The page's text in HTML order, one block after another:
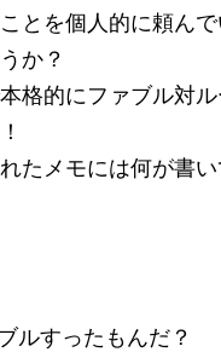
とを個人的に頼んで
か？
格的にファブル対
たメモには何が書
ルすったもんだ？